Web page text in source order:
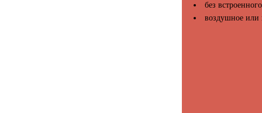
без
воздушное или